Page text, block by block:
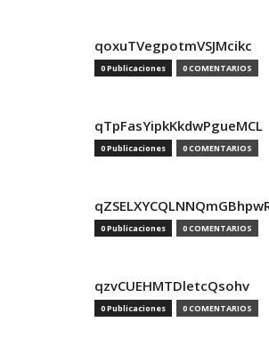
qoxuTVegpotmVSJMcikc
0 Publicaciones 0 COMENTARIOS
qTpFasYipkKkdwPgueMCL
0 Publicaciones 0 COMENTARIOS
0 Publicaciones 0 COMENTARIOS
qzvCUEHMTDletcQsohv
0 Publicaciones 0 COMENTARIOS